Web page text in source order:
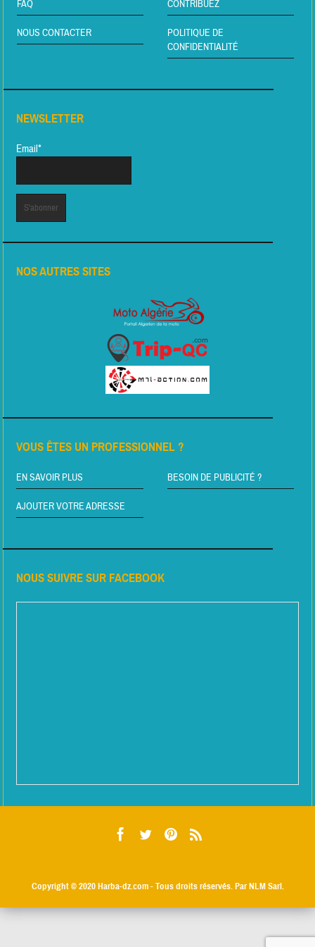
FAQ CONTRIBUEZ
NOUS CONTACTER
POLITIQUE DE
CONFIDENTIALITÉ
NEWSLETTER
Email*
NOS AUTRES SITES
VOUS ÊTES UN PROFESSIONNEL ?
EN SAVOIR PLUS BESOIN DE PUBLICITÉ ?
AJOUTER VOTRE ADRESSE
NOUS SUIVRE SUR FACEBOOK
Copyright © 2020Harba-dz.com- Tous droits réservés. Par NLM Sarl.